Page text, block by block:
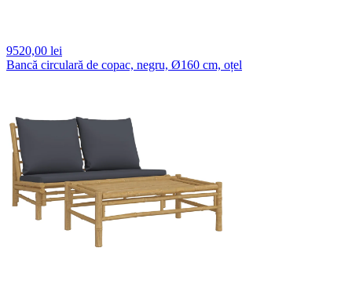
9520,00 lei
Bancă circulară de copac, negru, Ø160 cm, oțel